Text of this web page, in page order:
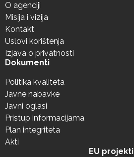
O agenciji
Misija i vizija
Kontakt
Uslovi korištenja
Izjava o privatnosti
Dokumenti
Politika kvaliteta
Javne nabavke
Javni oglasi
Pristup informacijama
Plan integriteta
Akti
EU projekti